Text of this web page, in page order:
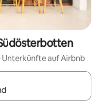
Unterkünfte auf Airbnb
navigiere mit den